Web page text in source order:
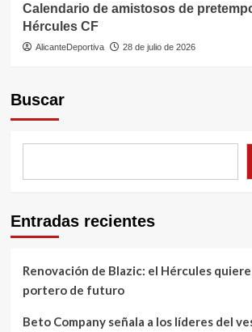
Calendario de amistosos de
Hércules CF
AlicanteDeportiva 28 de julio de 2026
Buscar
Entradas recientes
Renovación de Blazic: el Hércules
portero de futuro
Beto Company señala a los líderes del